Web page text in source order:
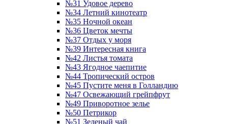
№31 Удовое дерево
№34 Летний кинотеатр
№35 Ночной океан
№36 Цветок мечты
№37 Отдых у моря
№39 Интересная книга
№42 Листья томата
№43 Ягодное чаепитие
№44 Тропический остров
№45 Пустите меня в Голландию
№47 Освежающий грейпфрут
№49 Приворотное зелье
№50 Петрикор
№51 Зеленый чай